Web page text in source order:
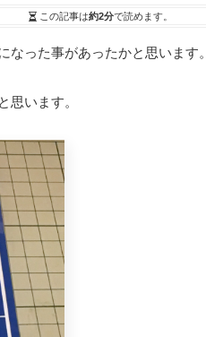
この記事は約2分で読めます。
った事があったかと思います。
思います。